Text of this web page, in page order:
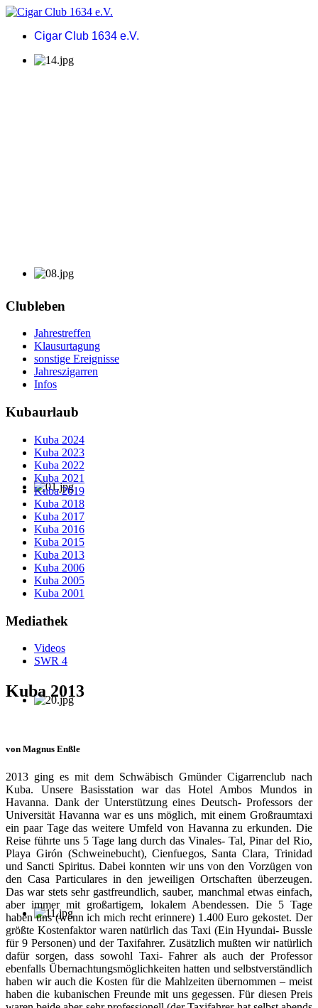
Cigar Club 1634 e.V.
Clubleben
Jahrestreffen
Klausurtagung
sonstige Ereignisse
Jahreszigarren
Infos
Kubaurlaub
Kuba 2024
Kuba 2023
Kuba 2022
Kuba 2021
Kuba 2019
Kuba 2018
Kuba 2017
Kuba 2016
Kuba 2015
Kuba 2013
Kuba 2006
Kuba 2005
Kuba 2001
Mediathek
Videos
SWR 4
Kuba 2013
von Magnus Enßle
2013 ging es mit dem Schwäbisch Gmünder Cigarrenclub nach
Kuba. Unsere Basisstation war das Hotel Ambos Mundos in
Havanna. Dank der Unterstützung eines Deutsch- Professors der
Universität Havanna war es uns möglich, mit einem Großraumtaxi
ein paar Tage das weitere Umfeld von Havanna zu erkunden. Die
Reise führte uns 5 Tage lang durch das Vinales- Tal, Pinar del Rio,
Playa Girón (Schweinebucht), Cienfuegos, Santa Clara, Trinidad
und Sancti Spiritus. Dabei konnten wir uns von den Vorzügen von
den Casa Particulares in den jeweiligen Ortschaften überzeugen.
Das war stets sehr gastfreundlich, sauber, manchmal etwas einfach,
aber immer mit großartigem, lokalem Abendessen. Die 5 Tage
haben uns (wenn ich mich recht erinnere) 1.400 Euro gekostet. Der
größte Kostenfaktor waren natürlich das Taxi (Ein Hyundai- Bussle
für 9 Personen) und der Taxifahrer. Zusätzlich mußten wir natürlich
dafür sorgen, dass sowohl Taxi- Fahrer als auch der Professor
ebenfalls Übernachtungsmöglichkeiten hatten und selbstverständlich
haben wir auch die Kosten für die Mahlzeiten übernommen – meist
haben die kubanischen Freunde mit uns gegessen. Für diesen Preis